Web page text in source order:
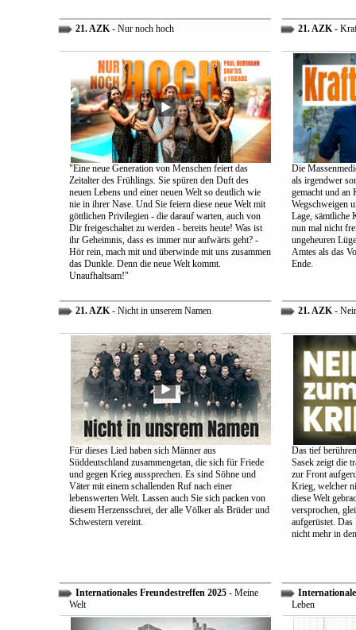
21. AZK- Nur noch hoch
"Eine neue Generation von Menschen feiert das
Zeitalter des Frühlings. Sie spüren den Duft des
neuen Lebens und einer neuen Welt so deutlich wie
nie in ihrer Nase. Und Sie feiern diese neue Welt mit
göttlichen Privilegien - die darauf warten, auch von
Dir freigeschaltet zu werden - bereits heute! Was ist
ihr Geheimnis, dass es immer nur aufwärts geht? -
Hör rein, mach mit und überwinde mit uns zusammen
das Dunkle. Denn die neue Welt kommt.
Unaufhaltsam!"
21. AZK-
Die
als irgendwer
gemacht und an
Wegschweigen
Lage, sämtliche
nun mal nicht
ungeheuren
Amtes als das
Ende.
21. AZK- Nicht in unserem Namen
Für dieses Lied haben sich Männer aus
Süddeutschland zusammengetan, die sich für Friede
und gegen Krieg aussprechen. Es sind Söhne und
Väter mit einem schallenden Ruf nach einer
lebenswerten Welt. Lassen auch Sie sich packen von
diesem Herzensschrei, der alle Völker als Brüder und
Schwestern vereint.
21. AZK-
Das tief
Sasek zeigt die
zur Front
Krieg, welcher
diese Welt
versprochen,
aufgerüstet.
nicht mehr in
Internationales Freundestreffen 2025- Meine
Welt
Leben